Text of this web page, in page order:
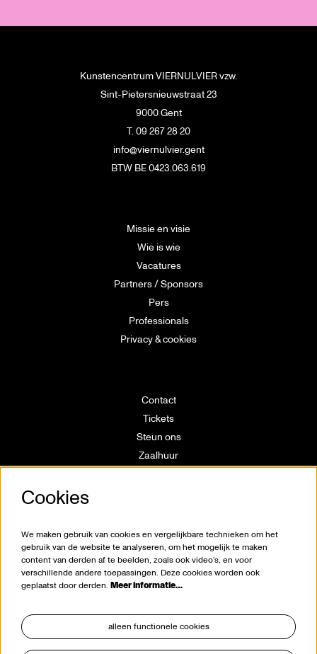
Kunstencentrum VIERNULVIER vzw.
Sint-Pietersnieuwstraat 23
9000 Gent
T. 09 267 28 20
info@viernulvier.gent
BTW BE 0423.063.619
Missie en visie
Wie is wie
Vacatures
Partners / Sponsors
Pers
Professionals
Privacy & cookies
Contact
Tickets
Steun ons
Zaalhuur
Huisregels
Klokkenluiderswet
Cookies
We maken gebruik van cookies en vergelijkbare technieken om het
gebruik van de website te analyseren, om het mogelijk te maken
content van derden af te beelden, zoals ook video’s, en voor
verschillende andere toepassingen. Deze cookies worden ook
geplaatst door derden. Meer informatie…
alleen functionele cookies